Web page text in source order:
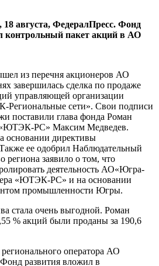
ФедералПресс. Фонд
контрольный пакет акций в АО
из перечня акционеров АО
завершилась сделка по продаже
управляющей организации
сети». Свои подписи
поставили глава фонда Роман
«ЮТЭК-РС» Максим Медведев.
основании директивы
ее одобрил Наблюдательный
региона заявило о том, что
деятельность АО«Югра-
«ЮТЭК-РС» и на основании
промышленности Югры.
стала очень выгодной. Роман
% акций были проданы за 190,6
оператора АО
развития вложил в